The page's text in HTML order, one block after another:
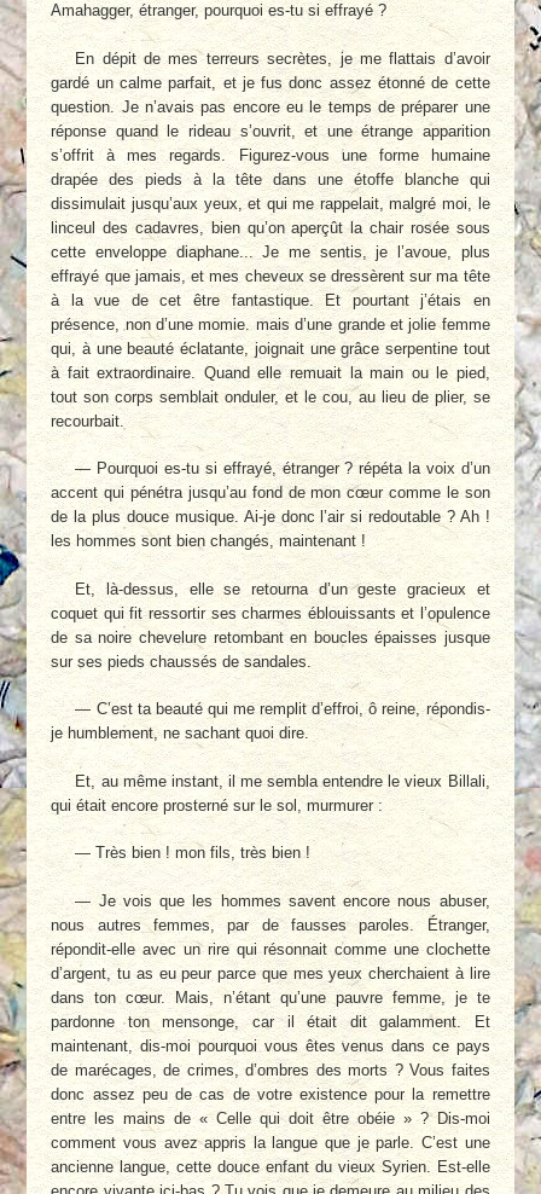
Amahagger, étranger, pourquoi es-tu si effrayé ?
En dépit de mes terreurs secrètes, je me flattais d’avoir
gardé un calme parfait, et je fus donc assez étonné de cette
question. Je n’avais pas encore eu le temps de préparer une
réponse quand le rideau s’ouvrit, et une étrange apparition
s’offrit à mes regards. Figurez-vous une forme humaine
drapée des pieds à la tête dans une étoffe blanche qui
dissimulait jusqu’aux yeux, et qui me rappelait, malgré moi, le
linceul des cadavres, bien qu’on aperçût la chair rosée sous
cette enveloppe diaphane... Je me sentis, je l’avoue, plus
effrayé que jamais, et mes cheveux se dressèrent sur ma tête
à la vue de cet être fantastique. Et pourtant j’étais en
présence, non d’une momie. mais d’une grande et jolie femme
qui, à une beauté éclatante, joignait une grâce serpentine tout
à fait extraordinaire. Quand elle remuait la main ou le pied,
tout son corps semblait onduler, et le cou, au lieu de plier, se
recourbait.
— Pourquoi es-tu si effrayé, étranger ? répéta la voix d’un
accent qui pénétra jusqu’au fond de mon cœur comme le son
de la plus douce musique. Ai-je donc l’air si redoutable ? Ah !
les hommes sont bien changés, maintenant !
Et, là-dessus, elle se retourna d’un geste gracieux et
coquet qui fit ressortir ses charmes éblouissants et l’opulence
de sa noire chevelure retombant en boucles épaisses jusque
sur ses pieds chaussés de sandales.
— C’est ta beauté qui me remplit d’effroi, ô reine, répondis-
je humblement, ne sachant quoi dire.
Et, au même instant, il me sembla entendre le vieux Billali,
qui était encore prosterné sur le sol, murmurer :
— Très bien ! mon fils, très bien !
— Je vois que les hommes savent encore nous abuser,
nous autres femmes, par de fausses paroles. Étranger,
répondit-elle avec un rire qui résonnait comme une clochette
d’argent, tu as eu peur parce que mes yeux cherchaient à lire
dans ton cœur. Mais, n’étant qu’une pauvre femme, je te
pardonne ton mensonge, car il était dit galamment. Et
maintenant, dis-moi pourquoi vous êtes venus dans ce pays
de marécages, de crimes, d’ombres des morts ? Vous faites
donc assez peu de cas de votre existence pour la remettre
entre les mains de « Celle qui doit être obéie » ? Dis-moi
comment vous avez appris la langue que je parle. C’est une
ancienne langue, cette douce enfant du vieux Syrien. Est-elle